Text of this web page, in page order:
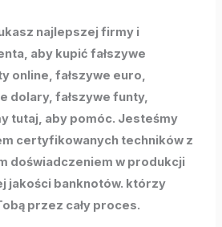
najlepszej firmy i
aby kupić fałszywe
online, fałszywe euro,
dolary, fałszywe funty,
tutaj, aby pomóc. Jesteśmy
certyfikowanych techników z
doświadczeniem w produkcji
jakości banknotów. którzy
przez cały proces.